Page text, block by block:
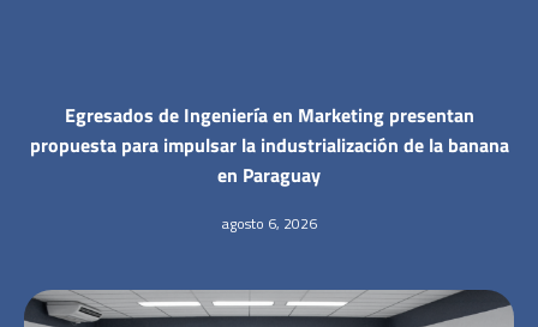
Egresados de Ingeniería en Marketing presentan
propuesta para impulsar la industrialización de la banana
en Paraguay
agosto 6, 2026